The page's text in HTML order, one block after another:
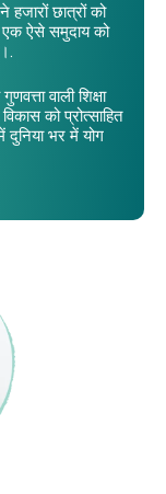
हजारों छात्रों को
एक ऐसे समुदाय को
वाली शिक्षा
को प्रोत्साहित
दुनिया भर में योग